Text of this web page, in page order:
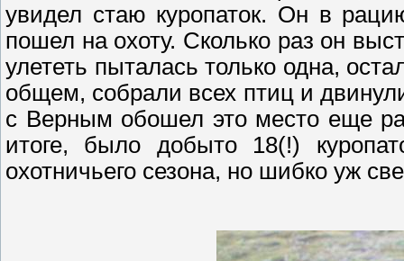
увидел стаю куропаток. Он в
пошел на охоту. Сколько раз он
улететь пыталась только одна,
общем, собрали всех птиц и
с Верным обошел это место еще
итоге, было добыто 18(!)
охотничьего сезона, но шибко уж